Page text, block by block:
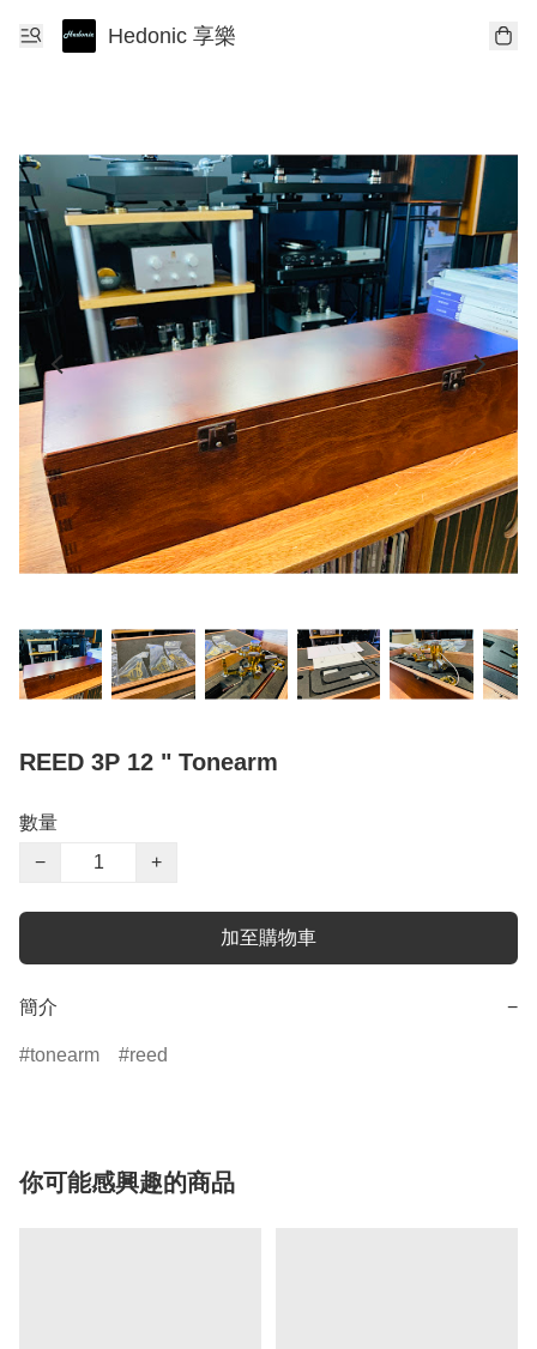
Hedonic 享樂
REED 3P 12 " Tonearm
數量
−
+
加至購物車
簡介 −
tonearm reed
你可能感興趣的商品